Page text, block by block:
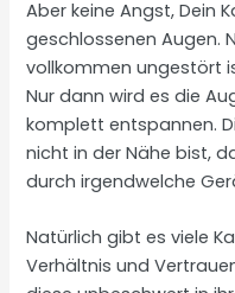
Aber keine Angst, Dein
geschlossenen Augen.
vollkommen ungestört
Nur dann wird es die
komplett entspannen.
nicht in der Nähe bist,
durch irgendwelche
Natürlich gibt es viele
Verhältnis und